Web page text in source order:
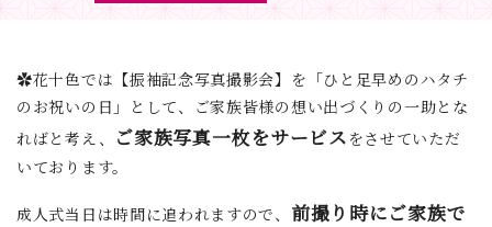
✿花十色では【振袖記念写真撮影会】を「ひと足早めのハタチ
のお祝いの日」として、ご家族皆様の想い出づくりの一助とな
ればと考え、
ご家族写真一枚をサービス をさせていただ
いております。
成人式当日は時間に追われますので、 前撮り時にご家族で